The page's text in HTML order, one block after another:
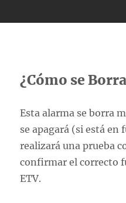
¿Cómo se
Esta alarma se borra
se apagará (si está
realizará una prueba
confirmar el correcto
ETV.